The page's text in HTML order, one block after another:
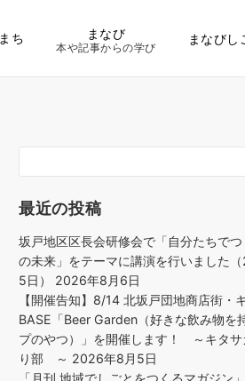
まち まなび
本や記事からの学び
まなびし
最近の投稿
坂戸地区区長会研修会で「自分たちで
の未来」をテーマに講演を行いました
5日）
2026年8月6日
【開催告知】8/14 北坂戸団地商店街・
BASE「Beer Garden（好きな飲み物を
プのやつ）」を開催します！ ～キタサ
り部 ～ 2026年8月5日
「月刊 地域でしごとをつくるマガジン